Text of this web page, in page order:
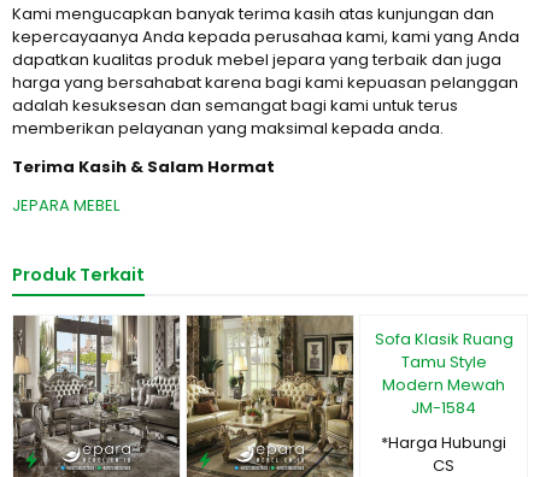
Kami mengucapkan banyak terima kasih atas kunjungan dan
kepercayaanya Anda kepada perusahaa kami, kami yang Anda
dapatkan kualitas produk mebel jepara yang terbaik dan juga
harga yang bersahabat karena bagi kami kepuasan pelanggan
adalah kesuksesan dan semangat bagi kami untuk terus
memberikan pelayanan yang maksimal kepada anda.
Terima Kasih & Salam Hormat
JEPARA MEBEL
Produk Terkait
Sofa Klasik Ruang
Tamu Style
Modern Mewah
JM-1584
*Harga Hubungi
CS